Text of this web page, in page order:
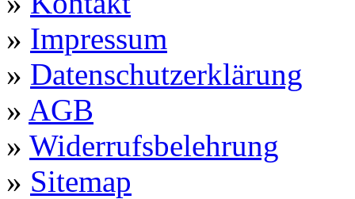
» Impressum
» Datenschutzerklärung
» AGB
» Widerrufsbelehrung
» Sitemap